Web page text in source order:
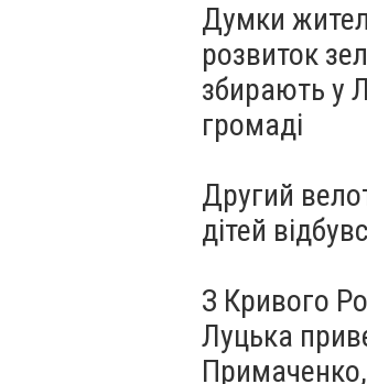
Думки
розвиток
збирають у
громаді
Другий
дітей
З Кривого
Луцька